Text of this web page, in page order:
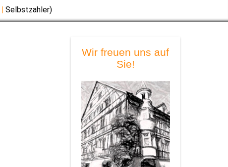
| Selbstzahler)
Wir freuen uns auf
Sie!